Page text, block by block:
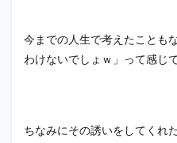
今までの人生で考えたことも
わけないでしょｗ」って感じで
ちなみにその誘いをしてくれ